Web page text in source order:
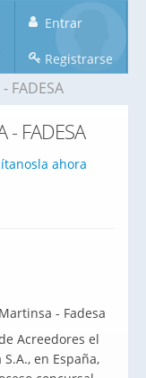
Entrar
Registrarse
FADESA
- FADESA
ahora
Acreedores el
en España,